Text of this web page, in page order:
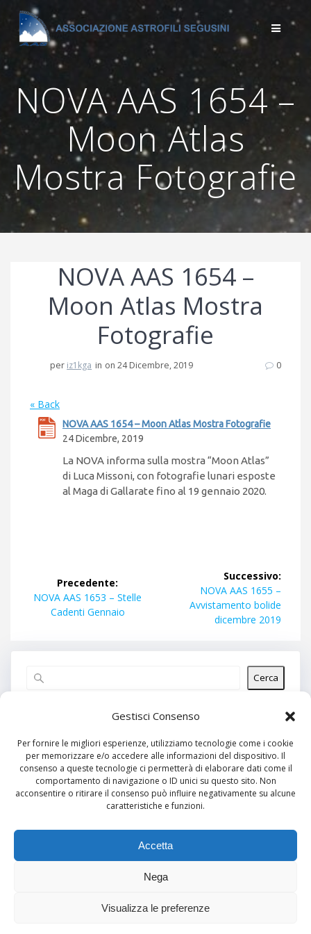
Gestisci Consenso
Per fornire le migliori esperienze, utilizziamo tecnologie come i cookie
per memorizzare e/o accedere alle informazioni del dispositivo. Il
consenso a queste tecnologie ci permetterà di elaborare dati come il
comportamento di navigazione o ID unici su questo sito. Non
acconsentire o ritirare il consenso può influire negativamente su alcune
caratteristiche e funzioni.
Accetta
Nega
Visualizza le preferenze
Salta
al
contenuto
NOVA AAS 1654 –
Moon Atlas
Mostra Fotografie
NOVA AAS 1654 –
Moon Atlas Mostra
Fotografie
per iz1kga in on 24 Dicembre, 2019 0
« Back
NOVA AAS 1654 – Moon Atlas Mostra Fotografie
24 Dicembre, 2019
La NOVA informa sulla mostra “Moon Atlas”
di Luca Missoni, con fotografie lunari esposte
al Maga di Gallarate fino al 19 gennaio 2020.
articoliPrecedente:
Articolo
precedente:
NOVA AAS 1653 – Stelle
Cadenti Gennaio
Successivo:
Articolo
successivo:
NOVA AAS 1655 –
Avvistamento bolide
dicembre 2019
Cerca
Articoli recenti
Commenti recenti
Nessun commento da mostrare.
Nessun archivio da mostrare.
Categorie
Nessuna categoria